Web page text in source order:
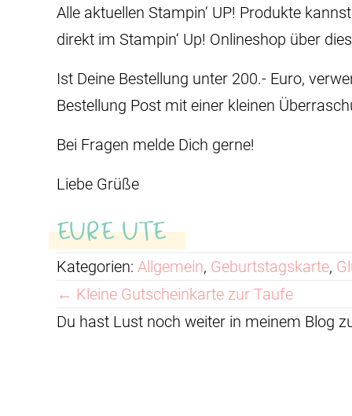
Alle aktuellen Stampin‘ UP! Produkte
direkt im Stampin‘ Up! Onlineshop über
Ist Deine Bestellung unter 200.- Euro,
Bestellung Post mit einer kleinen
Bei Fragen melde Dich gerne!
Liebe Grüße
EURE UTE
Kategorien: Allgemein, Geburtstagskarte,
Posts
← Kleine Gutscheinkarte zur Taufe
Du hast Lust noch weiter in meinem Blog